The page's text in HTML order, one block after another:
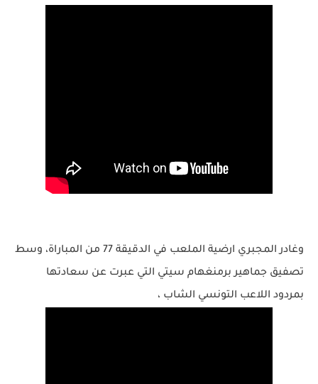
وغادر المجبري ارضية الملعب في الدقيقة 77 من المباراة، وسط
تصفيق جماهير برمنغهام سيتي التي عبرت عن سعادتها
بمردود اللاعب التونسي الشاب ،